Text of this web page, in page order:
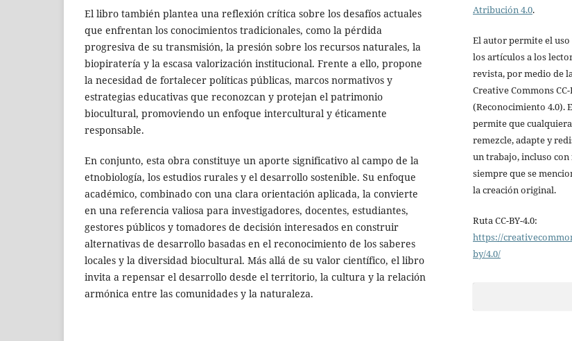
El libro también plantea una reflexión crítica sobre los desafíos actuales
que enfrentan los conocimientos tradicionales, como la pérdida
progresiva de su transmisión, la presión sobre los recursos naturales, la
biopiratería y la escasa valorización institucional. Frente a ello, propone
la necesidad de fortalecer políticas públicas, marcos normativos y
estrategias educativas que reconozcan y protejan el patrimonio
biocultural, promoviendo un enfoque intercultural y éticamente
responsable.
En conjunto, esta obra constituye un aporte significativo al campo de la
etnobiología, los estudios rurales y el desarrollo sostenible. Su enfoque
académico, combinado con una clara orientación aplicada, la convierte
en una referencia valiosa para investigadores, docentes, estudiantes,
gestores públicos y tomadores de decisión interesados en construir
alternativas de desarrollo basadas en el reconocimiento de los saberes
locales y la diversidad biocultural. Más allá de su valor científico, el libro
invita a repensar el desarrollo desde el territorio, la cultura y la relación
armónica entre las comunidades y la naturaleza.
Atribución 4.0.
El autor permite el
los artículos a los
revista, por medio de
Creative Commons CC-
(Reconocimiento 4.0).
permite que
remezcle, adapte y
un trabajo, incluso
siempre que se
la creación original.
Ruta CC-BY-4.0:
https://
by/4.0/